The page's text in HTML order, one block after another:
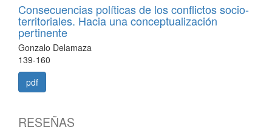
Consecuencias políticas de los conflictos socio-
territoriales. Hacia una conceptualización
pertinente
Gonzalo Delamaza
139-160
pdf
RESEÑAS